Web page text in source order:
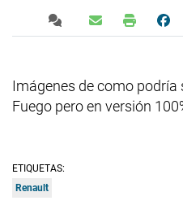
Imágenes de como podría
Fuego pero en versión
ETIQUETAS:
Renault